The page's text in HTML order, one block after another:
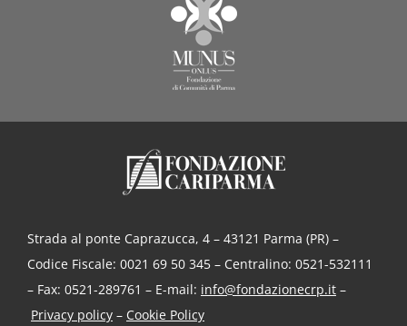
Strada al ponte Caprazucca, 4 – 43121 Parma (PR) –
Codice Fiscale: 0021 69 50 345 – Centralino: 0521-532111
– Fax: 0521-289761 – E-mail: info@fondazionecrp.it–
Privacy policy– Cookie Policy